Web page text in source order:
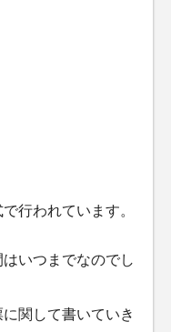
行われています。
いつまでなのでし
関して書いていき